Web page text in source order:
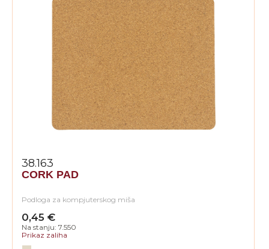
38.163
CORK PAD
Podloga za kompjuterskog miša
0,45 €
Na stanju: 7.550
Prikaz zaliha